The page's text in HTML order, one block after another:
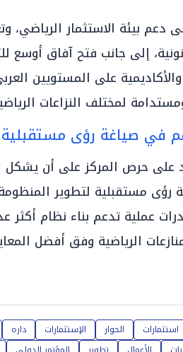
بيئة الاستثمار الرياضي،
إلى جانب فتح آفاق أوسع
على المستويين
لمختلف النزاعات
في صياغة رؤى مستقبلية
على حرص المركز على أن يشكل
مستقبلية لتطوير المنظومة
عملية تدعم بناء نظام أكثر
الرياضية وفق أفضل
استثمارات الحوار الإستثمارات داره